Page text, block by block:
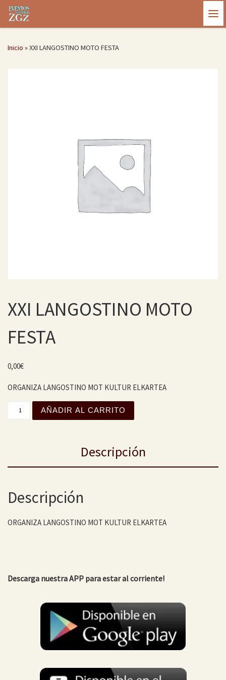
Saltar al contenido
Inicio »XXI LANGOSTINO MOTO FESTA
XXI LANGOSTINO MOTO
FESTA
0,00€
ORGANIZA LANGOSTINO MOT KULTUR ELKARTEA
XXI LANGOSTINO MOTO FESTA cantidad
AÑADIR AL CARRITO
Descripción
Descripción
ORGANIZA LANGOSTINO MOT KULTUR ELKARTEA
Descarga nuestra APP para estar al corriente!